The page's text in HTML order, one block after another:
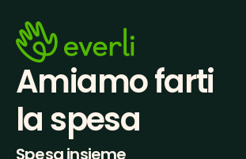
Amiamo farti
la spesa
Spesa insieme